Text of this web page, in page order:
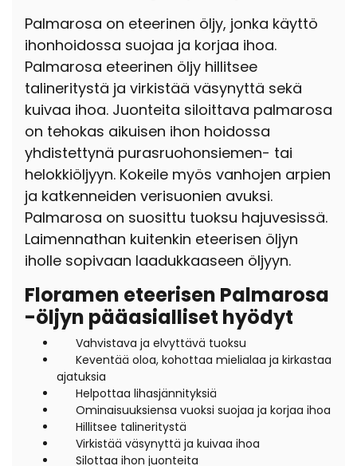
Palmarosa on eteerinen öljy, jonka käyttö
ihonhoidossa suojaa ja korjaa ihoa.
Palmarosa eteerinen öljy hillitsee
talineritystä ja virkistää väsynyttä sekä
kuivaa ihoa. Juonteita siloittava palmarosa
on tehokas aikuisen ihon hoidossa
yhdistettynä purasruohonsiemen- tai
helokkiöljyyn. Kokeile myös vanhojen arpien
ja katkenneiden verisuonien avuksi.
Palmarosa on suosittu tuoksu hajuvesissä.
Laimennathan kuitenkin eteerisen öljyn
iholle sopivaan laadukkaaseen öljyyn.
Floramen eteerisen Palmarosa
-öljyn pääasialliset hyödyt
Vahvistava ja elvyttävä tuoksu
Keventää oloa, kohottaa mielialaa ja kirkastaa
ajatuksia
Helpottaa lihasjännityksiä
Ominaisuuksiensa vuoksi suojaa ja korjaa ihoa
Hillitsee talineritystä
Virkistää väsynyttä ja kuivaa ihoa
Silottaa ihon juonteita